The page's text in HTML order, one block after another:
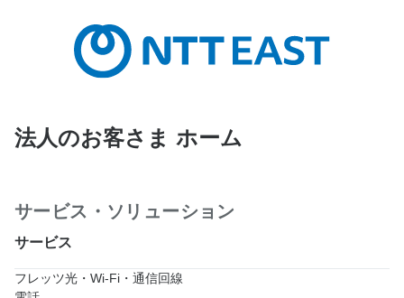
法人のお客さま ホーム
サービス・ソリューション
サービス
フレッツ光・Wi-Fi・通信回線